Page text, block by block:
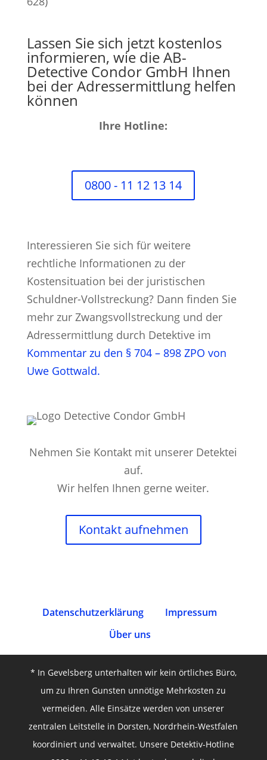
Lassen Sie sich jetzt kostenlos
informieren, wie die AB-
Detective Condor GmbH Ihnen
bei der Adressermittlung helfen
können
Ihre Hotline:
0800 - 11 12 13 14
Interessieren Sie sich für weitere
rechtliche Informationen zu der
Kostensituation bei der juristischen
Schuldner-Vollstreckung? Dann finden Sie
mehr zur Zwangsvollstreckung und der
Adressermittlung durch Detektive im
Kommentar zu den § 704 – 898 ZPO von
Uwe Gottwald.
Nehmen Sie Kontakt mit unserer Detektei
auf.
Wir helfen Ihnen gerne weiter.
Kontakt aufnehmen
Datenschutz­erklärung
Impressum
Über uns
* In Gevelsberg unterhalten wir kein örtliches Büro,
um zu Ihren Gunsten unnötige Mehrkosten zu
vermeiden. Alle Einsätze werden von unserer
zentralen Leitstelle in Dorsten, Nordrhein-Westfalen
koordiniert und verwaltet. Unsere Detektiv-Hotline